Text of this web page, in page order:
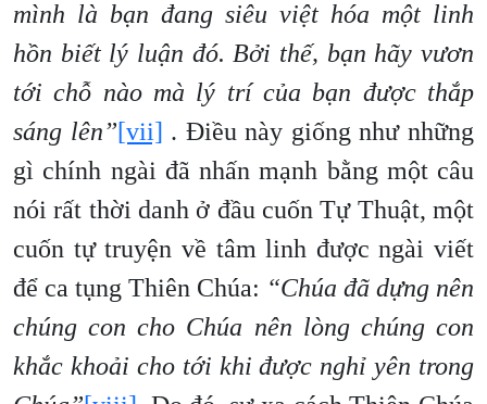
mình là bạn đang siêu việt hóa một linh
hồn biết lý luận đó. Bởi thế, bạn hãy vươn
tới chỗ nào mà lý trí của bạn được thắp
sáng lên”[vii] . Điều này giống như những
gì chính ngài đã nhấn mạnh bằng một câu
nói rất thời danh ở đầu cuốn Tự Thuật, một
cuốn tự truyện về tâm linh được ngài viết
để ca tụng Thiên Chúa: “Chúa đã dựng nên
chúng con cho Chúa nên lòng chúng con
khắc khoải cho tới khi được nghỉ yên trong